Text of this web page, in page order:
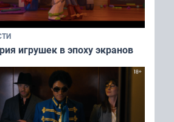
игрушек в эпоху экранов